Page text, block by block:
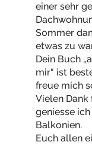
einer sehr
Sommer
etwas zu
Dein Buch
mir“ ist
freue mich
Vielen Dank
geniesse
Balkonien.
Euch allen